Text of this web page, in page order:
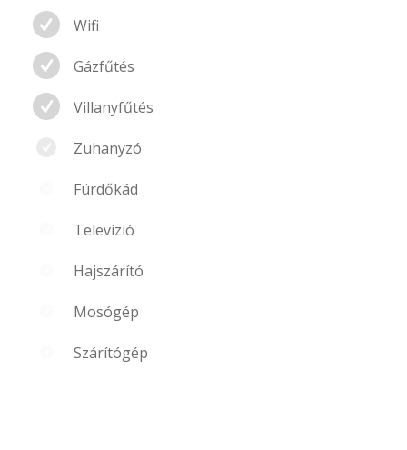
Wifi
Gázfűtés
Villanyfűtés
Zuhanyzó
Fürdőkád
Televízió
Hajszárító
Mosógép
Szárítógép